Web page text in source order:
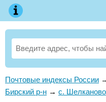
Почтовые индексы России
Бирский р-н → с. Шелканово